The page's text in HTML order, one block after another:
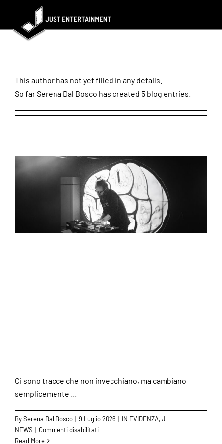
contentAbout
This author has not yet filled in any details.
So far Serena Dal Bosco has created 5 blog entries.
Ci sono tracce che non invecchiano, ma cambiano
semplicemente ...
BySerena Dal Bosco | 9 Luglio 2026 | IN EVIDENZA,J-
NEWS | Commenti disabilitatisu
Read More